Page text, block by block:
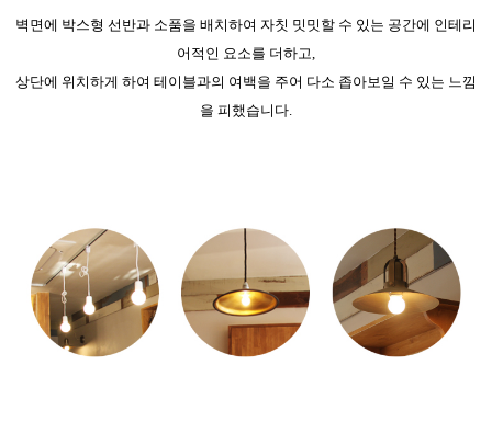
벽면에 박스형 선반과 소품을 배치하여 자칫 밋밋할 수 있는 공간에 인테리
어적인 요소를 더하고,
상단에 위치하게 하여 테이블과의 여백을 주어 다소 좁아보일 수 있는 느낌
을 피했습니다.